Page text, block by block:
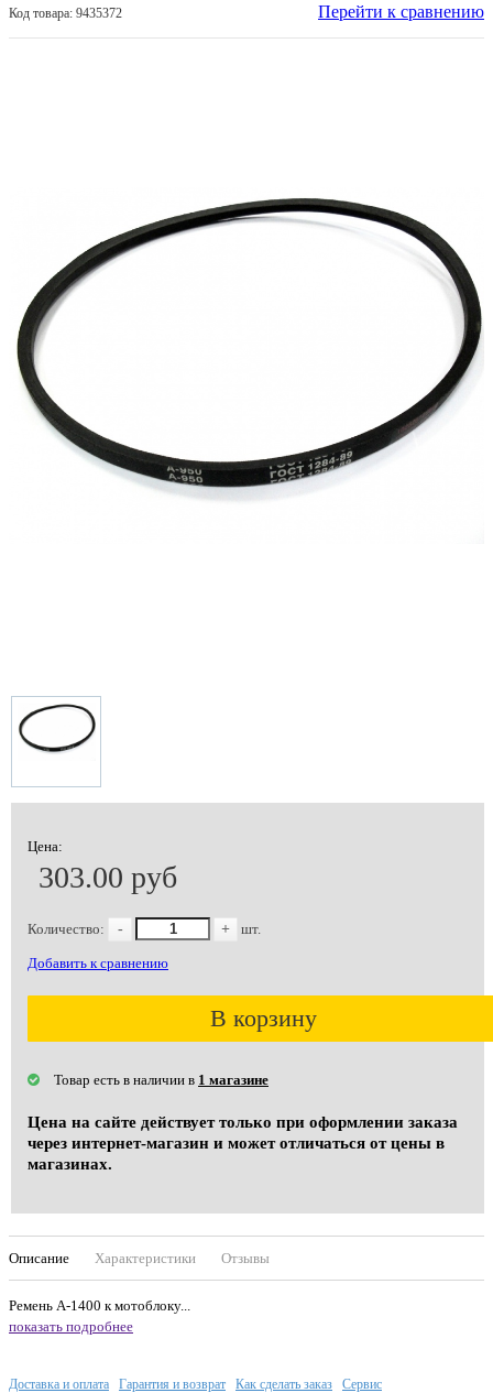
Код товара: 9435372 Перейти к сравнению
Цена:
303.00 руб
Количество: - + шт.
Добавить к сравнению
В корзину
Товар есть в наличии в 1 магазине
Цена на сайте действует только при оформлении заказа
через интернет-магазин и может отличаться от цены в
магазинах.
Описание Характеристики Отзывы
Ремень А-1400 к мотоблоку...
показать подробнее
Доставка и оплата Гарантия и возврат Как сделать заказ Сервис